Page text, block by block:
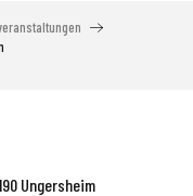
Ungersheim